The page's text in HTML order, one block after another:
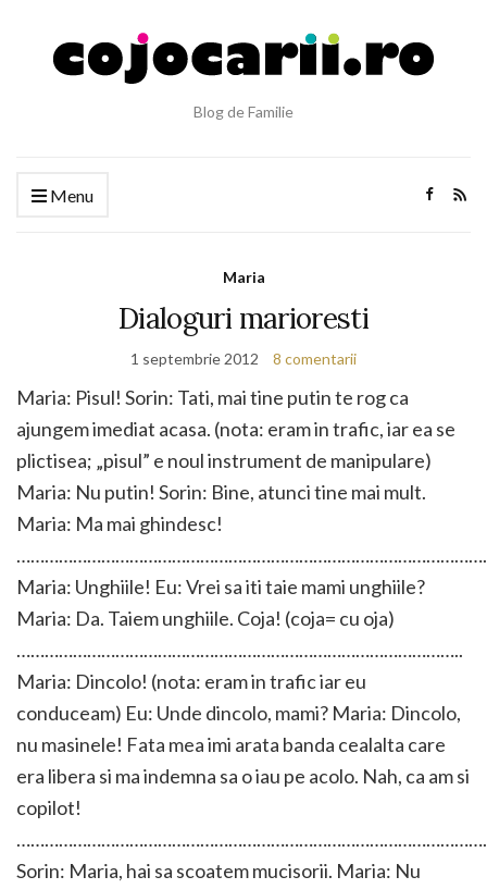
Blog de Familie
Menu
Maria
Dialoguri marioresti
1 septembrie 2012 8 comentarii
Maria: Pisul! Sorin: Tati, mai tine putin te rog ca
ajungem imediat acasa. (nota: eram in trafic, iar ea se
plictisea; „pisul” e noul instrument de manipulare)
Maria: Nu putin! Sorin: Bine, atunci tine mai mult.
Maria: Ma mai ghindesc!
Maria: Unghiile! Eu: Vrei sa iti taie mami unghiile?
Maria: Da. Taiem unghiile. Coja! (coja= cu oja)
…………………………………………………………………………………..
Maria: Dincolo! (nota: eram in trafic iar eu
conduceam) Eu: Unde dincolo, mami? Maria: Dincolo,
nu masinele! Fata mea imi arata banda cealalta care
era libera si ma indemna sa o iau pe acolo. Nah, ca am si
copilot!
Sorin: Maria, hai sa scoatem mucisorii. Maria: Nu